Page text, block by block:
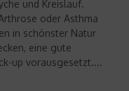
und Kreislauf.
oder Asthma
in schönster Natur
eine gute
up vorausgesetzt....